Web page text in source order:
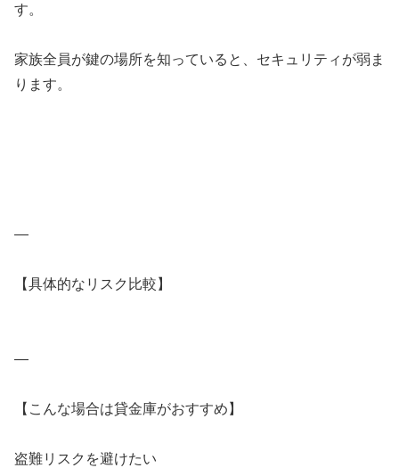
す。
家族全員が鍵の場所を知っていると、セキュリティが弱ま
ります。
—
【具体的なリスク比較】
—
【こんな場合は貸金庫がおすすめ】
盗難リスクを避けたい